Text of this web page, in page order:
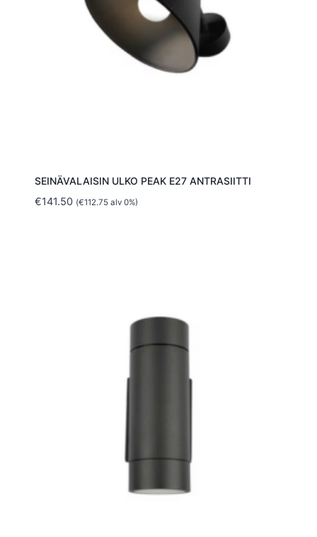
SEINÄVALAISIN ULKO PEAK E27 ANTRASIITTI
€141.50 (€112.75alv 0%)